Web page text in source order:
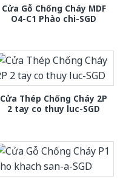
Cửa Gỗ Chống Cháy MDF
O4-C1 Phào chi-SGD
Cửa Thép Chống Cháy 2P
2 tay co thuy luc-SGD